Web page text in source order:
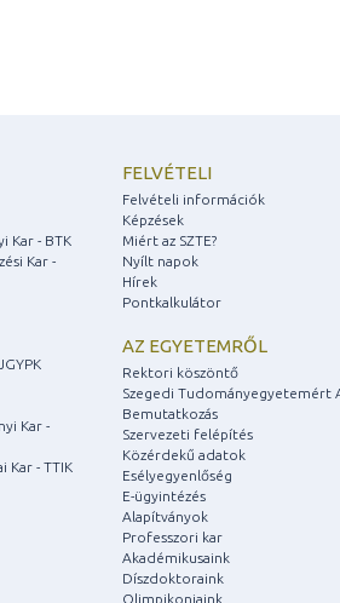
Kar - BTK
Kar -
Kar -
Kar - TTIK
FELVÉTELI
Felvételi információk
Képzések
Miért az SZTE?
Nyílt napok
Hírek
Pontkalkulátor
AZ EGYETEMRŐL
Rektori köszöntő
Szegedi Tudományegyetemért
Bemutatkozás
Szervezeti felépítés
Közérdekű adatok
Esélyegyenlőség
E-ügyintézés
Alapítványok
Professzori kar
Akadémikusaink
Díszdoktoraink
Olimpikonjaink